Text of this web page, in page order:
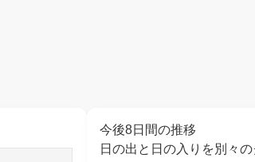
今後8日間の推移
日の出と日の入りを別々の